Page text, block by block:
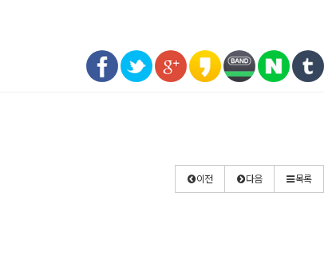
이전
다음 목록